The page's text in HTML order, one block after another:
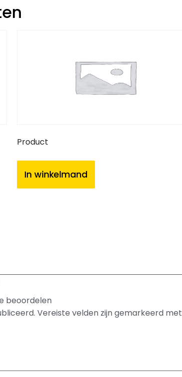
Product
In winkelmand
beoordelen
Vereiste velden zijn gemarkeerd met